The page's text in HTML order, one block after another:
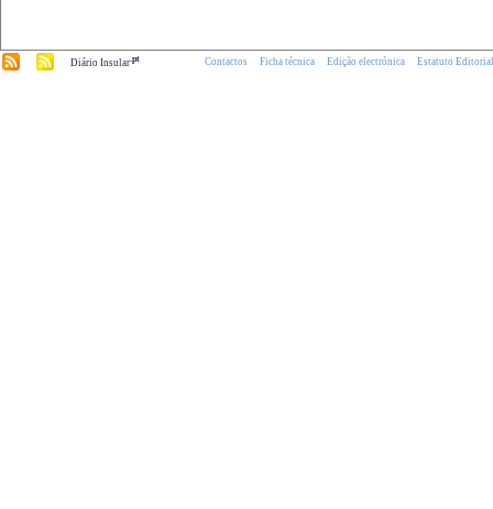
Diário Insular.pt Contactos Ficha técnica Edição electrónica Estatuto Editorial